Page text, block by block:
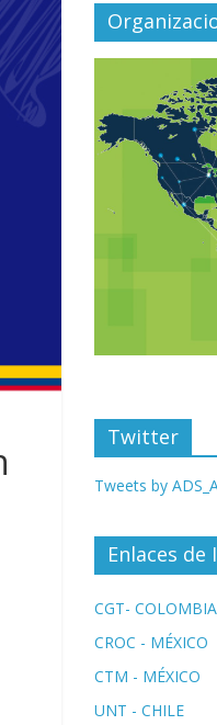
Twitter
Tweets by
Enlaces de
CGT- COLOMBIA
CROC - MÉXICO
CTM - MÉXICO
UNT - CHILE